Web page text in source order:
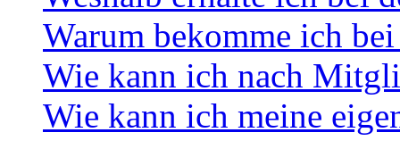
Warum bekomme ich
Wie kann ich nach
Wie kann ich meine